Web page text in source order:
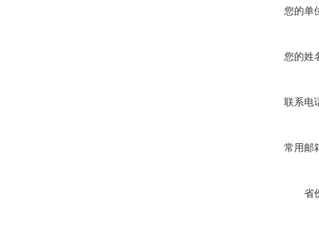
您的单
您的姓
联系电
常用邮
省